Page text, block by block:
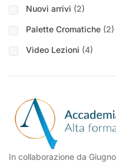
Nuovi arrivi (2)
Palette Cromatiche (2)
Video Lezioni (4)
In collaborazione da